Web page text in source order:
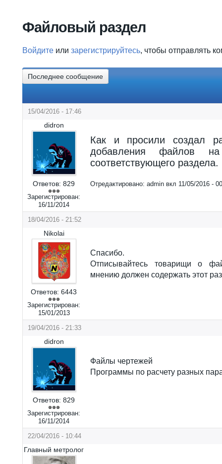
Файловый раздел
Войдите или зарегистрируйтесь, чтобы отправлять
Последнее сообщение
15/04/2016 - 17:46
didron
Ответов: 829
Зарегистрирован:
16/11/2014
Как и просили создал
добавления файлов
соответствующего раздела.
Отредактировано: adminвкл 11/05/2016 -
18/04/2016 - 21:52
Nikolai
Ответов: 6443
Зарегистрирован:
15/01/2013
Спасибо.
Отписывайтесь товарищи о
мнению должен содержать этот
19/04/2016 - 21:33
didron
Ответов: 829
Зарегистрирован:
16/11/2014
Файлы чертежей
Программы по расчету разных
22/04/2016 - 10:44
Главный метролог